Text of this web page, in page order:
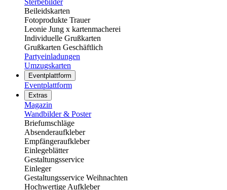
Sterbebilder
Beileidskarten
Fotoprodukte Trauer
Leonie Jung x kartenmacherei
Individuelle Grußkarten
Grußkarten Geschäftlich
Partyeinladungen
Umzugskarten
Eventplattform
Eventplattform
Extras
Magazin
Wandbilder & Poster
Briefumschläge
Absenderaufkleber
Empfängeraufkleber
Einlegeblätter
Gestaltungsservice
Einleger
Gestaltungsservice Weihnachten
Hochwertige Aufkleber